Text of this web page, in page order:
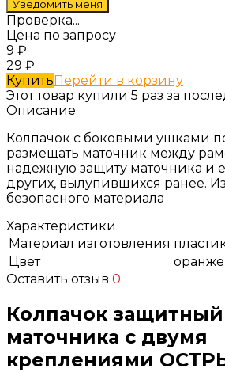
Проверка...
Цена по запросу
9 ₽
29 ₽
КупитьПерейти в корзину
Этот товар купили 5 раз за
Описание
Колпачок с боковыми ушками
размещать маточник между
надежную защиту маточника и
других, вылупившихся ранее.
безопасного материала
Характеристики
Материал изготовления
Цвет
Оставить отзыв 0
Колпачок
маточника с двумя
креплениями